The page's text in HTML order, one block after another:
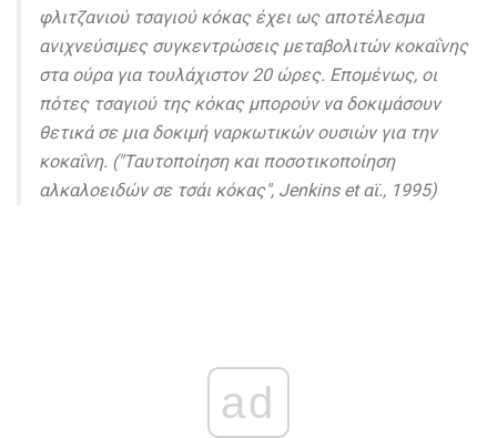
φλιτζανιού τσαγιού κόκας έχει ως αποτέλεσμα
ανιχνεύσιμες συγκεντρώσεις μεταβολιτών κοκαΐνης
στα ούρα για τουλάχιστον 20 ώρες. Επομένως, οι
πότες τσαγιού της κόκας μπορούν να δοκιμάσουν
θετικά σε μια δοκιμή ναρκωτικών ουσιών για την
κοκαΐνη. ("Ταυτοποίηση και ποσοτικοποίηση
αλκαλοειδών σε τσάι κόκας", Jenkins et αϊ., 1995)
ad